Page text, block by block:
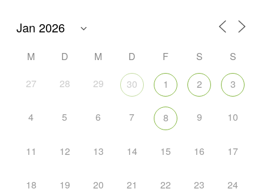
M D M D F S S
27 28 29 30 1 2 3
4 5 6 7 8 9 10
11 12 13 14 15 16 17
18 19 20 21 22 23 24